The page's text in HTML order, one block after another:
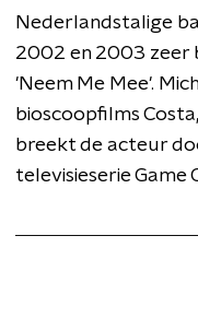
Nederlandstalige
2002 en 2003 zeer
'Neem Me Mee'.
bioscoopfilms
breekt de acteur
televisieserie Game